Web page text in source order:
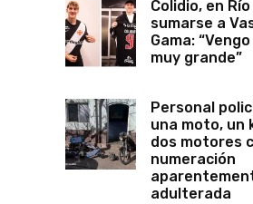
Colidio, en
sumarse a
Gama:
muy grande”
Personal
una moto, un
dos motores
numeración
adulterada